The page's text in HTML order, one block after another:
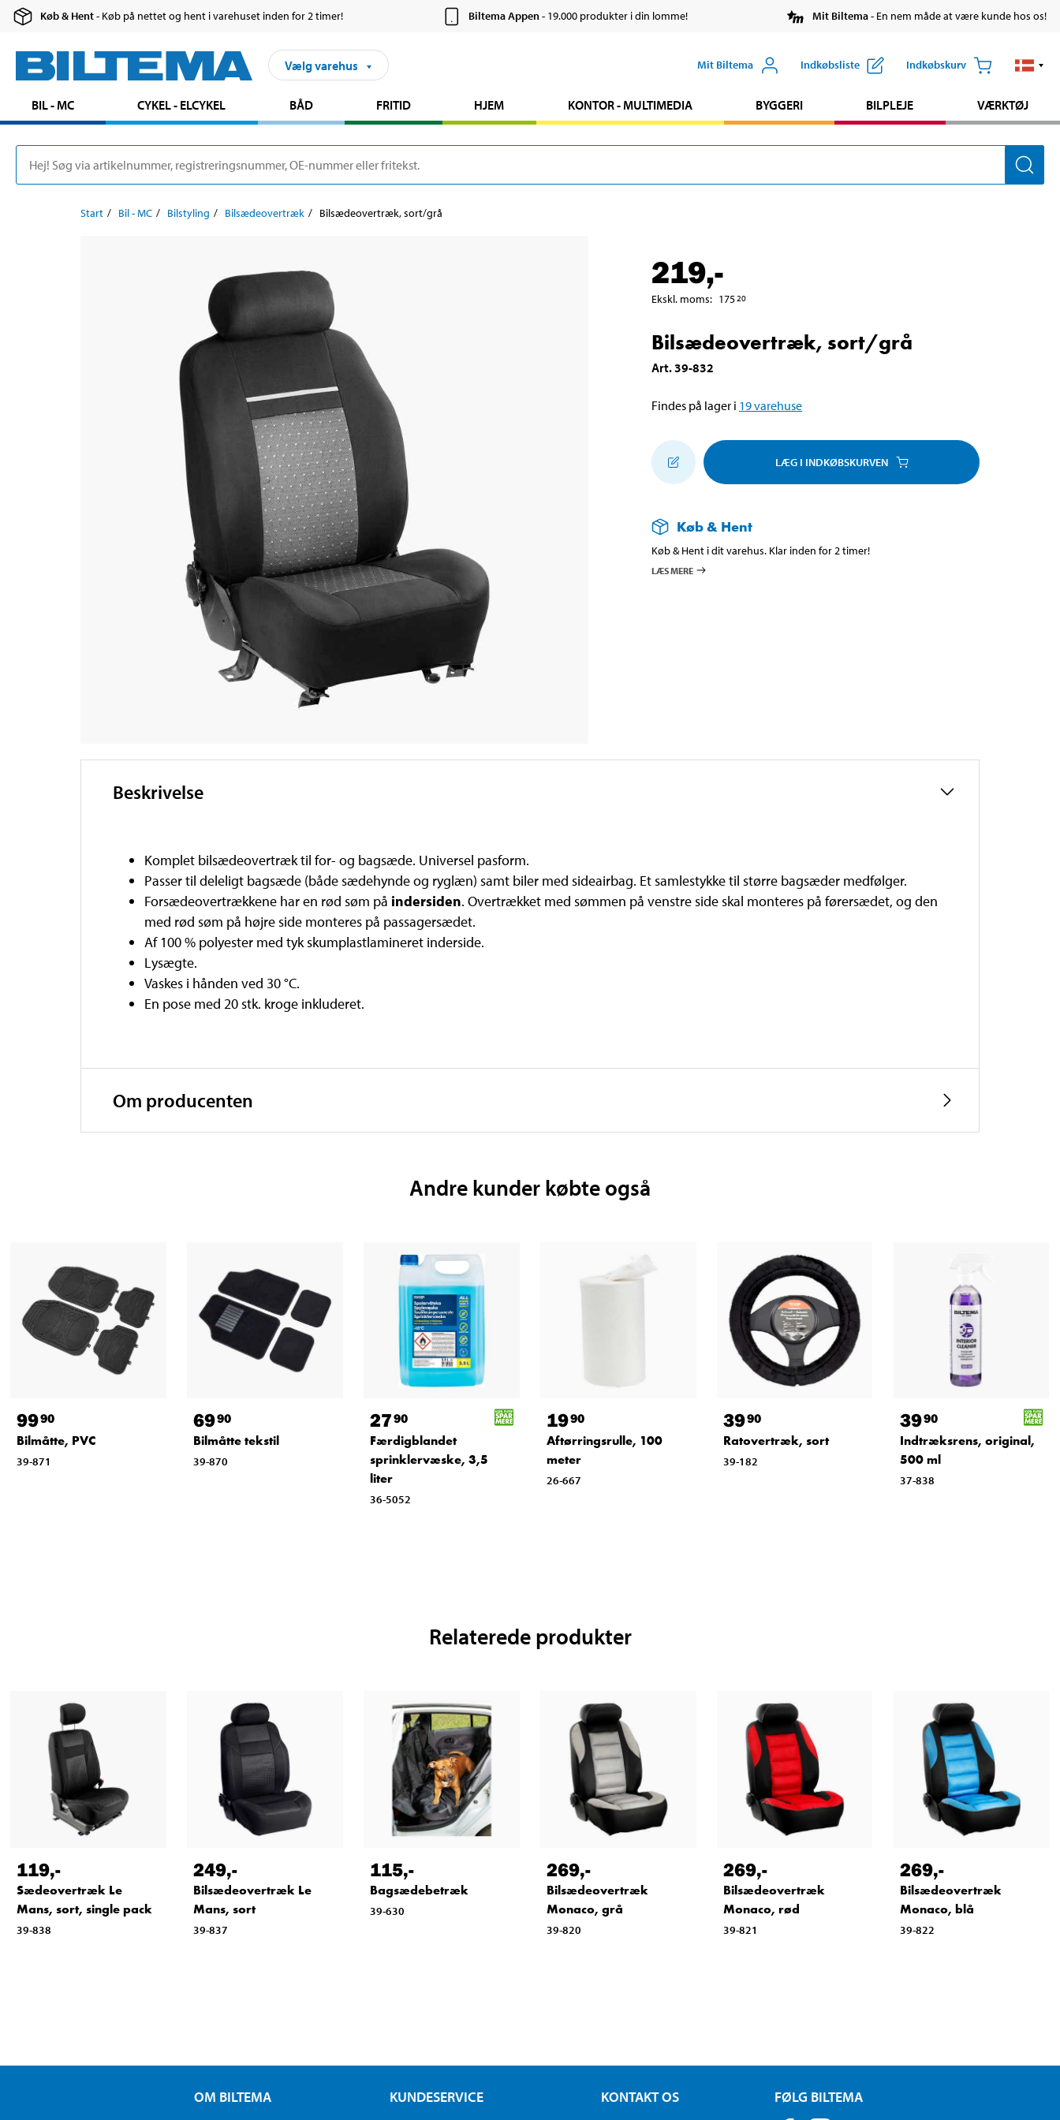
Køb & Hent- Køb på nettet og hent i varehuset inden for 2 timer! Biltema Appen- 19.000 produkter i din lomme! Mit Biltema- En nem måde at være kunde hos os!
Vælg varehus Mit Biltema Indkøbsliste Indkøbskurv
BIL - MC CYKEL - ELCYKEL BÅD FRITID HJEM KONTOR - MULTIMEDIA BYGGERI BILPLEJE VÆRKTØJ
Start Bil - MC Bilstyling Bilsædeovertræk Bilsædeovertræk, sort/grå
219,-
Ekskl. moms: 175 20
Bilsædeovertræk, sort/grå
Art.39-832
Findes på lager i 19varehuse
LÆG I INDKØBSKURVEN
Køb & Hent
Køb & Hent i dit varehus. Klar inden for 2 timer!
LÆS MERE
Beskrivelse
Komplet bilsædeovertræk til for- og bagsæde. Universel pasform.
Passer til deleligt bagsæde (både sædehynde og ryglæn) samt biler med sideairbag. Et samlestykke til større bagsæder medfølger.
Forsædeovertrækkene har en rød søm på indersiden. Overtrækket med sømmen på venstre side skal monteres på førersædet, og den
med rød søm på højre side monteres på passagersædet.
Af 100 % polyester med tyk skumplastlamineret inderside.
Lysægte.
Vaskes i hånden ved 30 °C.
En pose med 20 stk. kroge inkluderet.
Om producenten
Andre kunder købte også
9990
Bilmåtte, PVC
39-871
6990
Bilmåtte tekstil
39-870
2790
Færdigblandet
sprinklervæske, 3,5
liter
36-5052
1990
Aftørringsrulle, 100
meter
26-667
3990
Ratovertræk, sort
39-182
3990
Indtræksrens, original,
500 ml
37-838
Relaterede produkter
119,-
Sædeovertræk Le
Mans, sort, single pack
39-838
249,-
Bilsædeovertræk Le
Mans, sort
39-837
115,-
Bagsædebetræk
39-630
269,-
Bilsædeovertræk
Monaco, grå
39-820
269,-
Bilsædeovertræk
Monaco, rød
39-821
269,-
Bilsædeovertræk
Monaco, blå
39-822
OM BILTEMA KUNDESERVICE KONTAKT OS FØLG BILTEMA